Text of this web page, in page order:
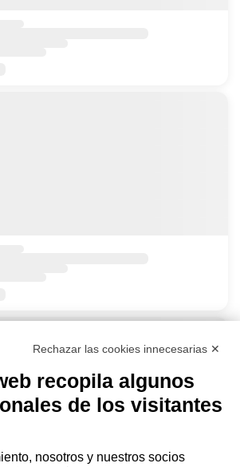
Rechazar las cookies innecesarias ✕
recopila algunos
de los visitantes
nosotros y nuestros socios